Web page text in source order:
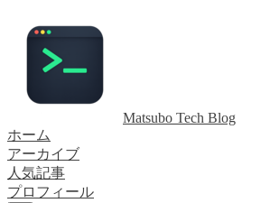
Matsubo Tech Blog
ホーム
アーカイブ
人気記事
プロフィール